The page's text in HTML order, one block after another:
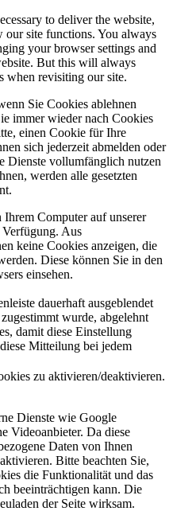
to deliver the website,
site functions. You always
your browser settings and
But this will always
when revisiting our site.
Sie Cookies ablehnen
immer wieder nach Cookies
einen Cookie für Ihre
sich jederzeit abmelden oder
Dienste vollumfänglich nutzen
werden alle gesetzten
Computer auf unserer
Aus
keine Cookies anzeigen, die
Diese können Sie in den
einsehen.
dauerhaft ausgeblendet
wurde, abgelehnt
damit diese Einstellung
Mitteilung bei jedem
zu aktivieren/deaktivieren.
Dienste wie Google
Videoanbieter. Da diese
Daten von Ihnen
Bitte beachten Sie,
die Funktionalität und das
beeinträchtigen kann. Die
der Seite wirksam.